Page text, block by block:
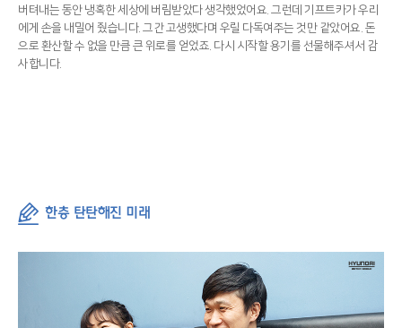
버텨내는 동안 냉혹한 세상에 버림받았다 생각했었어요. 그런데 기프트카가 우리
에게 손을 내밀어 줬습니다. 그간 고생했다며 우릴 다독여주는 것만 같았어요. 돈
으로 환산할 수 없을 만큼 큰 위로를 얻었죠. 다시 시작할 용기를 선물해주셔서 감
사합니다.
한층 탄탄해진 미래